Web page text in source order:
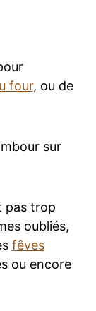
four, ou de
sur
pas trop
oubliés,
fêves
ou encore